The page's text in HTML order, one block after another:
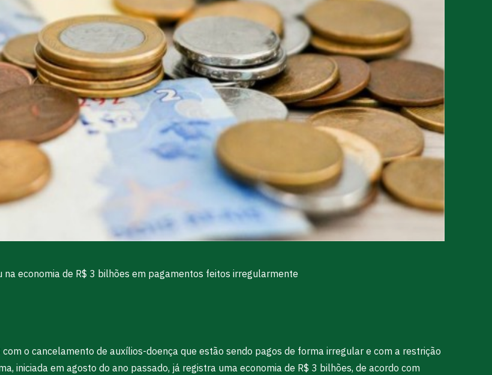
economia de R$ 3 bilhões em pagamentos feitos irregularmente
o cancelamento de auxílios-doença que estão sendo pagos de forma irregular e com a restrição
iniciada em agosto do ano passado, já registra uma economia de R$ 3 bilhões, de acordo com